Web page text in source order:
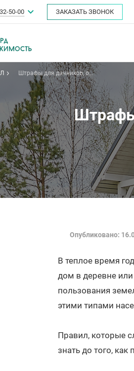
50-00 ЗАКАЗАТЬ ЗВОНОК
Штрафы для дачников, о
которых мало кто знает
Штрафы
Опубликовано:
В теплое время
дом в деревне
пользования
этими типами
Правил, которые
знать до того,